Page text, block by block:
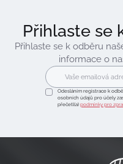
Přihlaste se
Přihlaste se k odběru
informace o
Odesláním registrace k
osobních údajů pro účely
přečetl(a) podmínky pro